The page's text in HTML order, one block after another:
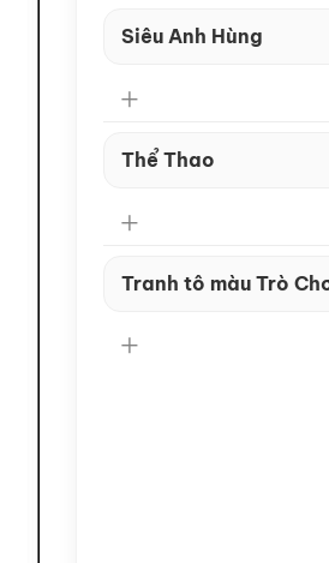
Siêu Anh Hùng
Thể Thao
Tranh tô màu Trò